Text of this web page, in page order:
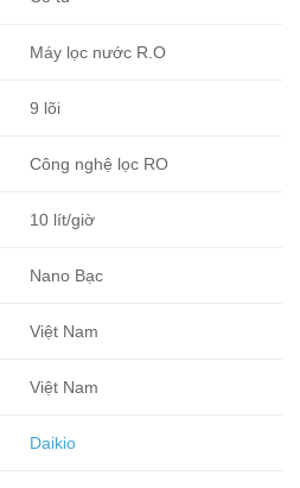
Máy lọc nước R.O
9 lõi
Công nghệ lọc RO
10 lít/giờ
Nano Bạc
Việt Nam
Việt Nam
Daikio